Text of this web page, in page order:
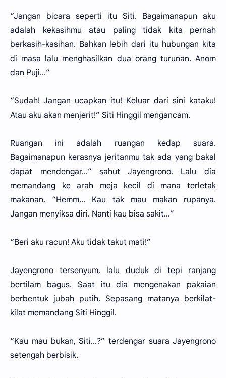
“Jangan bicara seperti itu Siti. Bagaimanapun aku
adalah kekasihmu atau paling tidak kita pernah
berkasih-kasihan. Bahkan lebih dari itu hubungan kita
di masa lalu menghasilkan dua orang turunan. Anom
dan Puji...”
“Sudah! Jangan ucapkan itu! Keluar dari sini kataku!
Atau aku akan menjerit!” Siti Hinggil mengancam.
Ruangan ini adalah ruangan kedap suara.
Bagaimanapun kerasnya jeritanmu tak ada yang bakal
dapat mendengar...” sahut Jayengrono. Lalu dia
memandang ke arah meja kecil di mana terletak
makanan. “Hemm... Kau tak mau makan rupanya.
Jangan menyiksa diri. Nanti kau bisa sakit...”
“Beri aku racun! Aku tidak takut mati!”
Jayengrono tersenyum, lalu duduk di tepi ranjang
bertilam bagus. Saat itu dia mengenakan pakaian
berbentuk jubah putih. Sepasang matanya berkilat-
kilat memandang Siti Hinggil.
“Kau mau bukan, Siti...?” terdengar suara Jayengrono
setengah berbisik.